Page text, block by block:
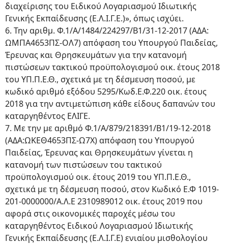
διαχείρισης του Ειδικού Λογαριασμού Ιδιωτικής
Γενικής Εκπαίδευσης (Ε.Λ.Ι.Γ.Ε.)», όπως ισχύει.
6. Την αριθμ. Φ.1/Α/1484/224297/Β1/31-12-2017 (ΑΔΑ:
ΩΜΠΑ4653ΠΣ-ΟΛ7) απόφαση του Υπουργού Παιδείας,
Έρευνας και Θρησκευμάτων για την κατανομή
πιστώσεων τακτικού προϋπολογισμού οικ. έτους 2018
του ΥΠ.Π.Ε.Θ., σχετικά με τη δέσμευση ποσού, με
κωδικό αριθμό εξόδου 5295/Κωδ.Ε.Φ.220 οικ. έτους
2018 για την αντιμετώπιση κάθε είδους δαπανών του
καταργηθέντος ΕΛΙΓΕ.
7. Με την με αριθμό Φ.1/Α/879/218391/Β1/19-12-2018
(ΑΔΑ:ΩΚΕΘ4653ΠΣ-Ω7Χ) απόφαση του Υπουργού
Παιδείας, Έρευνας και Θρησκευμάτων γίνεται η
κατανομή των πιστώσεων του τακτικού
προϋπολογισμού οικ. έτους 2019 του ΥΠ.Π.Ε.Θ.,
σχετικά με τη δέσμευση ποσού, στον Κωδικό Ε.Φ 1019-
201-0000000/Α.Λ.Ε 2310989012 οικ. έτους 2019 που
αφορά στις οικονομικές παροχές μέσω του
καταργηθέντος Ειδικού Λογαριασμού Ιδιωτικής
Γενικής Εκπαίδευσης (Ε.Λ.Ι.Γ.Ε) ενιαίου μισθολογίου